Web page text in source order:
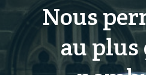
Nous
au